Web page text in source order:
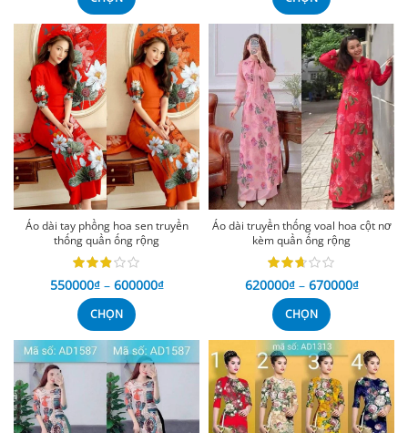
Áo dài tay phồng hoa sen truyền
thống quần ống rộng
550000₫ – 600000₫
CHỌN
Áo dài truyền thống voal hoa cột nơ
kèm quần ống rộng
620000₫ – 670000₫
CHỌN